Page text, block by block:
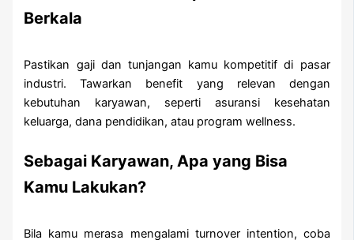
Berkala
Pastikan gaji dan tunjangan kamu kompetitif di pasar
industri. Tawarkan benefit yang relevan dengan
kebutuhan karyawan, seperti asuransi kesehatan
keluarga, dana pendidikan, atau program wellness.
Sebagai Karyawan, Apa yang Bisa
Kamu Lakukan?
Bila kamu merasa mengalami turnover intention, coba